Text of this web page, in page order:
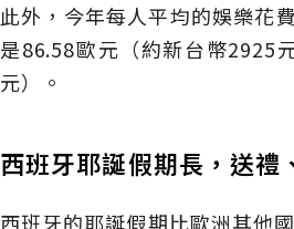
此外，今年每人平均的娛樂花
是86.58歐元（約新台幣2925
元）。
西班牙耶誕假期長，送禮
西班牙的耶誕假期比歐洲其他